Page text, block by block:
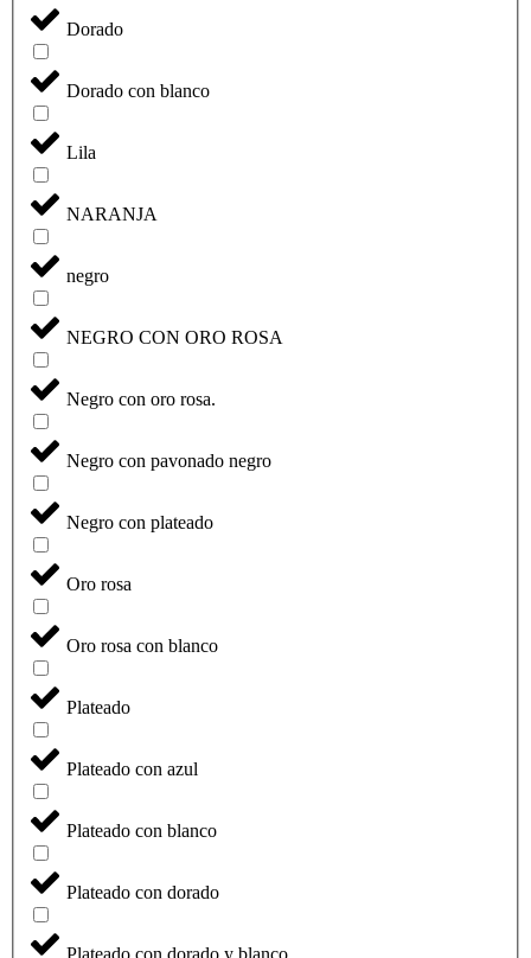
Dorado
Dorado con blanco
Lila
NARANJA
negro
NEGRO CON ORO ROSA
Negro con oro rosa.
Negro con pavonado negro
Negro con plateado
Oro rosa
Oro rosa con blanco
Plateado
Plateado con azul
Plateado con blanco
Plateado con dorado